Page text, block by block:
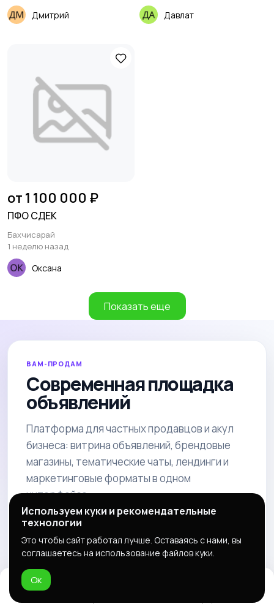
Дмитрий Давлат
от 1 100 000 ₽
ПФО СДЕК
Бахчисарай
1 неделю назад
Оксана
Показать еще
ВАМ-ПРОДАМ
Современная площадка
объявлений
Платформа для частных продавцов и акул
бизнеса: витрина объявлений, брендовые
магазины, тематические чаты, лендинги и
маркетинговые форматы в одном
интерфейсе.
Разместить объявление
Открыть магазин Реклама
Используем куки и рекомендательные
технологии
Это чтобы сайт работал лучше. Оставаясь с нами, вы
соглашаетесь на использование файлов куки.
Ок